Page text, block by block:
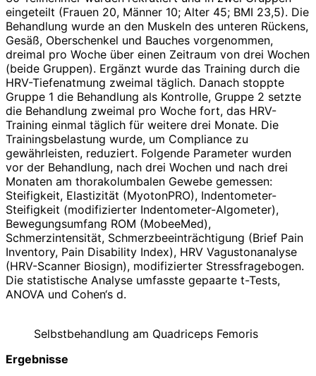
eingeteilt (Frauen 20, Männer 10; Alter 45; BMI 23,5). Die
Behandlung wurde an den Muskeln des unteren Rückens,
Gesäß, Oberschenkel und Bauches vorgenommen,
dreimal pro Woche über einen Zeitraum von drei Wochen
(beide Gruppen). Ergänzt wurde das Training durch die
HRV-Tiefenatmung zweimal täglich. Danach stoppte
Gruppe 1 die Behandlung als Kontrolle, Gruppe 2 setzte
die Behandlung zweimal pro Woche fort, das HRV-
Training einmal täglich für weitere drei Monate. Die
Trainingsbelastung wurde, um Compliance zu
gewährleisten, reduziert. Folgende Parameter wurden
vor der Behandlung, nach drei Wochen und nach drei
Monaten am thorakolumbalen Gewebe gemessen:
Steifigkeit, Elastizität (MyotonPRO), Indentometer-
Steifigkeit (modifizierter Indentometer-Algometer),
Bewegungsumfang ROM (MobeeMed),
Schmerzintensität, Schmerzbeeinträchtigung (Brief Pain
Inventory, Pain Disability Index), HRV Vagustonanalyse
(HRV-Scanner Biosign), modifizierter Stressfragebogen.
Die statistische Analyse umfasste gepaarte t-Tests,
ANOVA und Cohen‘s d.
Selbstbehandlung am Quadriceps Femoris
Ergebnisse